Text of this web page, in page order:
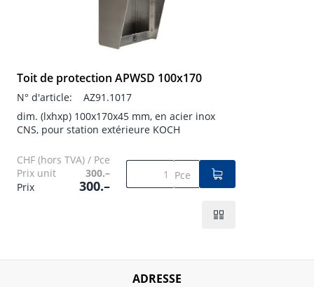
Toit de protection APWSD 100x170
N° d'article:
AZ91.1017
dim. (lxhxp) 100x170x45 mm, en acier inox
CNS, pour station extérieure KOCH
CHF (hors TVA) / Pce
Prix unit
300.–
Prix
300.–
Pce
ADRESSE